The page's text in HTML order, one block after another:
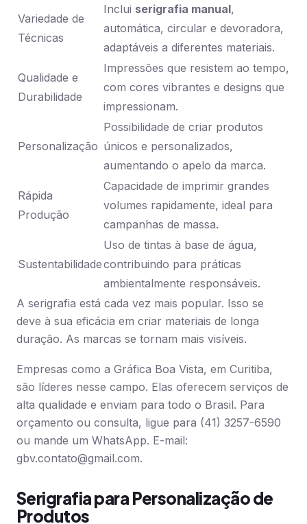
Variedade de
Técnicas
Inclui serigrafia manual,
automática, circular e devoradora,
adaptáveis a diferentes materiais.
Qualidade e
Durabilidade
Impressões que resistem ao tempo,
com cores vibrantes e designs que
impressionam.
Personalização
Possibilidade de criar produtos
únicos e personalizados,
aumentando o apelo da marca.
Rápida
Produção
Capacidade de imprimir grandes
volumes rapidamente, ideal para
campanhas de massa.
Sustentabilidade
Uso de tintas à base de água,
contribuindo para práticas
ambientalmente responsáveis.
A serigrafia está cada vez mais popular. Isso se
deve à sua eficácia em criar materiais de longa
duração. As marcas se tornam mais visíveis.
Empresas como a Gráfica Boa Vista, em Curitiba,
são líderes nesse campo. Elas oferecem serviços de
alta qualidade e enviam para todo o Brasil. Para
orçamento ou consulta, ligue para (41) 3257-6590
ou mande um WhatsApp. E-mail:
gbv.contato@gmail.com.
Serigrafia para Personalização de
Produtos